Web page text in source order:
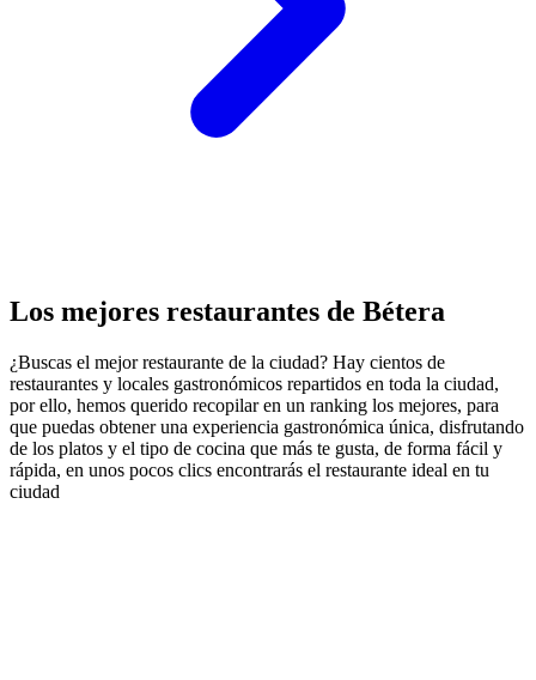
Los mejores restaurantes de Bétera
¿Buscas el mejor restaurante de la ciudad? Hay cientos de
restaurantes y locales gastronómicos repartidos en toda la ciudad,
por ello, hemos querido recopilar en un ranking los mejores, para
que puedas obtener una experiencia gastronómica única, disfrutando
de los platos y el tipo de cocina que más te gusta, de forma fácil y
rápida, en unos pocos clics encontrarás el restaurante ideal en tu
ciudad